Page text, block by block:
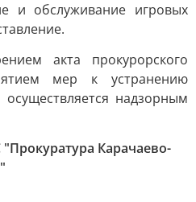
и обслуживание игровых
акта прокурорского
мер к устранению
надзорным
Карачаево-